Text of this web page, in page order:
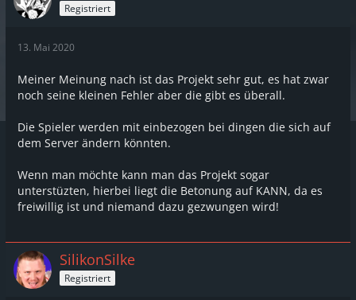
Die Admins / Moderatoren begehen
täglich Regelbrüche!
Beispiele:
- Schießereien am Autoverkäufer mit
- Fahren mit SUV's in andere Fahrzeuge
ohne Hintergrund!
denen sie nicht drin sein sollten!
- Bannen / Kicken Leute für Kritik von
ihren Servern sogar eigene Entwickler!
Registriert
13. Mai 2020
Meiner Meinung nach ist das Projekt sehr gut, es hat zwar
noch seine kleinen Fehler aber die gibt es überall.
Die Spieler werden mit einbezogen bei dingen die sich auf
dem Server ändern könnten.
Wenn man möchte kann man das Projekt sogar
unterstüzten, hierbei liegt die Betonung auf KANN, da es
freiwillig ist und niemand dazu gezwungen wird!
SilikonSilke
Registriert